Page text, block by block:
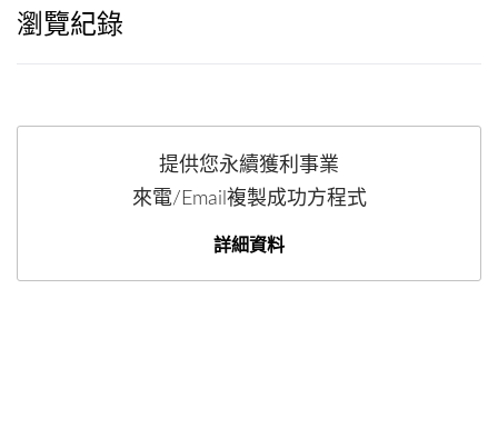
瀏覽紀錄
提供您永續獲利事業
來電/Email複製成功方程式
詳細資料